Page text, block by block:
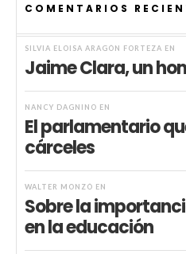
COMENTARIOS
SILVIA ELOISA ARAGÓN FORTEZA EN
Jaime Clara, un
NANCY DAGNINO EN
El parlamentario
cárceles
WALTER MONZÓ EN
Sobre la
en la educación